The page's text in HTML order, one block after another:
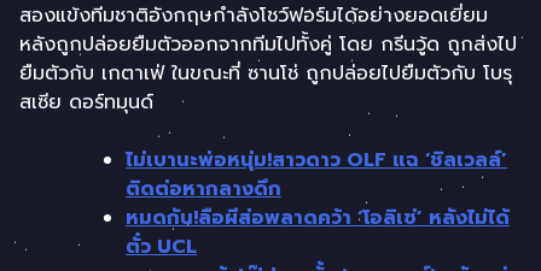
สองแข้งทีมชาติอังกฤษกำลังโชว์ฟอร์มได้อย่างยอดเยี่ยม
หลังถูกปล่อยยืมตัวออกจากทีมไปทั้งคู่ โดย กรีนวู้ด ถูกส่งไป
ยืมตัวกับ เกตาเฟ่ ในขณะที่ ซานโช่ ถูกปล่อยไปยืมตัวกับ โบรุ
สเซีย ดอร์ทมุนด์
ไม่เบานะพ่อหนุ่ม!สาวดาว OLF แฉ ‘ชิลเวลล์’
ติดต่อหากลางดึก
หมดกัน!ลือผีส่อพลาดคว้า ‘โอลิเซ่’ หลังไม่ได้
ตั๋ว UCL